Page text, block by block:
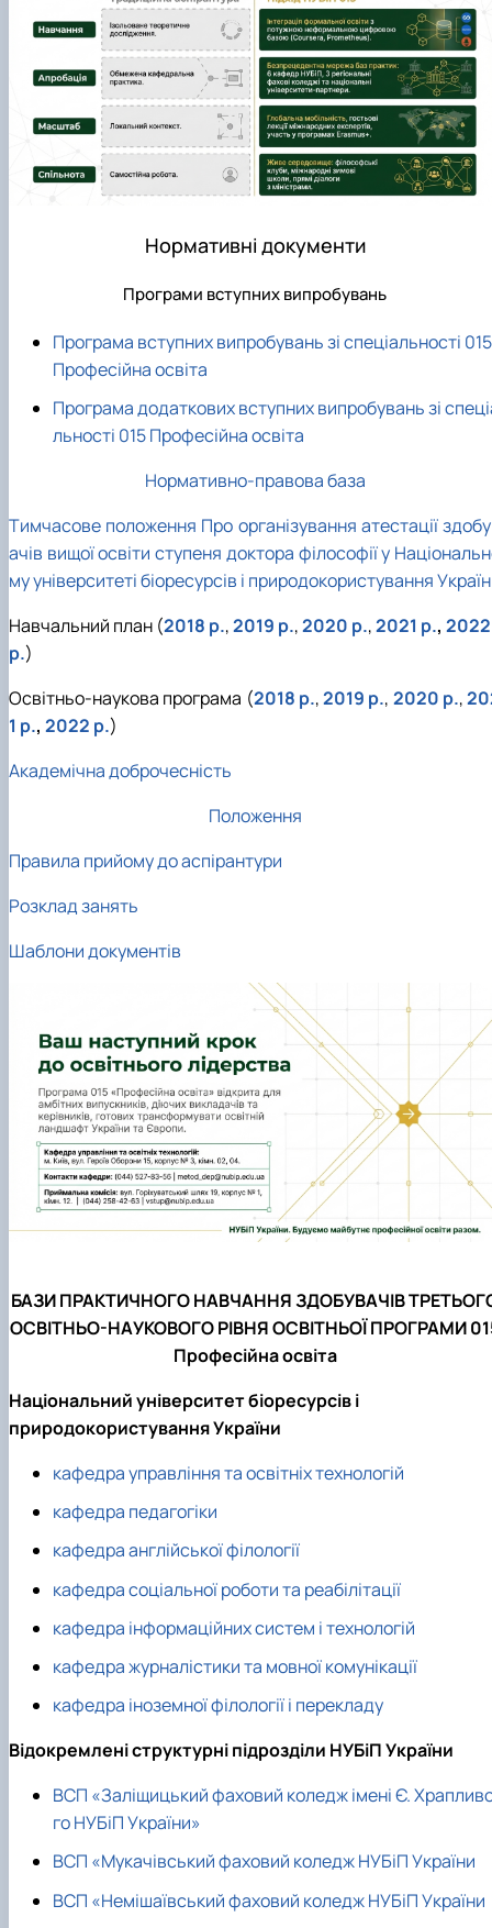
Нормативні документи
Програми вступних випробувань
Програма вступних випробувань зі спеціальності 015
Професійна освіта
Програма додаткових вступних випробувань зі
льності 015 Професійна освіта
Нормативно-правова база
Тимчасове положення Про організування атестації
ачів вищої освіти ступеня доктора філософії у
му університеті біоресурсів і природокористування
Навчальний план (2018 р.,2019 р.,2020 р.,2021 р., 2022
р.)
Освітньо-наукова програма (2018 р.,2019 p., 2020 р.,
1 р., 2022 р.)
Академічна доброчесність
Положення
Правила прийому до аспірантури
Розклад занять
Шаблони документів
БАЗИ ПРАКТИЧНОГО НАВЧАННЯ ЗДОБУВАЧІВ
ОСВІТНЬО-НАУКОВОГО РІВНЯ ОСВІТНЬОЇ ПРОГРАМИ
Професійна освіта
Національний університет біоресурсів і
природокористування України
кафедра управління та освітніх технологій
кафедра педагогіки
кафедра англійської філології
кафедра соціальної роботи та реабілітації
кафедра інформаційних систем і технологій
кафедра журналістики та мовної комунікації
кафедра іноземної філології і перекладу
Відокремлені структурні підрозділи НУБіП України
ВСП «Заліщицький фаховий коледж імені Є.
го НУБіП України»
ВСП «Мукачівський фаховий коледж НУБіП України
ВСП «Немішаївський фаховий коледж НУБіП України